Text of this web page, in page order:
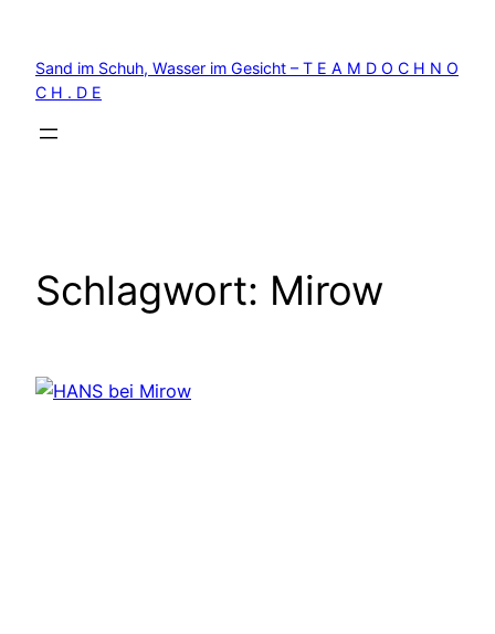
springen
Sand im Schuh, Wasser im Gesicht – T E A M D O C H N O
C H . D E
Schlagwort: Mirow